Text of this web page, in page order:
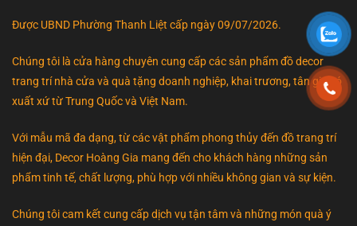
Được UBND Phường Thanh Liệt cấp ngày 09/07/2026.
Chúng tôi là cửa hàng chuyên cung cấp các sản phẩm đồ decor
trang trí nhà cửa và quà tặng doanh nghiệp, khai trương, tân gia có
xuất xứ từ Trung Quốc và Việt Nam.
Với mẫu mã đa dạng, từ các vật phẩm phong thủy đến đồ trang trí
hiện đại, Decor Hoàng Gia mang đến cho khách hàng những sản
phẩm tinh tế, chất lượng, phù hợp với nhiều không gian và sự kiện.
Chúng tôi cam kết cung cấp dịch vụ tận tâm và những món quà ý